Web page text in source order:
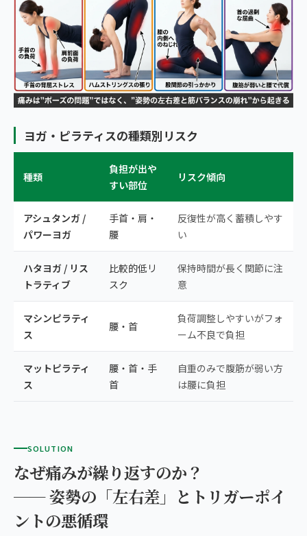
ヨガ・ピラティスの種類別リスク
種類
負担が出や
すい部位
リスク傾向
アシュタンガ /
パワーヨガ
手首・肩・
腰
反復性が高く蓄積しやす
い
ハタヨガ / リス
トラティブ
比較的低リ
スク
保持時間が長く関節に注
意
マシンピラティ
ス
腰・首
負荷調整しやすいがフォ
ーム不良で負担
マットピラティ
ス
腰・首・手
首
自重のみで腹筋が弱い方
は腰に負担
SOLUTION
なぜ痛みが繰り返すのか？
── 姿勢の「左右差」とトリガーポイ
ントの悪循環